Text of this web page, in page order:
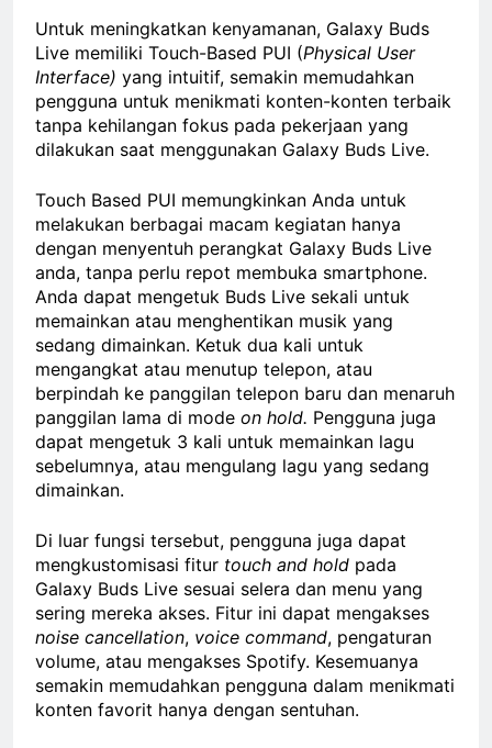
Untuk meningkatkan kenyamanan, Galaxy Buds
Live memiliki Touch-Based PUI (Physical User
Interface) yang intuitif, semakin memudahkan
pengguna untuk menikmati konten-konten terbaik
tanpa kehilangan fokus pada pekerjaan yang
dilakukan saat menggunakan Galaxy Buds Live.
Touch Based PUI memungkinkan Anda untuk
melakukan berbagai macam kegiatan hanya
dengan menyentuh perangkat Galaxy Buds Live
anda, tanpa perlu repot membuka smartphone.
Anda dapat mengetuk Buds Live sekali untuk
memainkan atau menghentikan musik yang
sedang dimainkan. Ketuk dua kali untuk
mengangkat atau menutup telepon, atau
berpindah ke panggilan telepon baru dan menaruh
panggilan lama di mode on hold. Pengguna juga
dapat mengetuk 3 kali untuk memainkan lagu
sebelumnya, atau mengulang lagu yang sedang
dimainkan.
Di luar fungsi tersebut, pengguna juga dapat
mengkustomisasi fitur touch and hold pada
Galaxy Buds Live sesuai selera dan menu yang
sering mereka akses. Fitur ini dapat mengakses
noise cancellation, voice command, pengaturan
volume, atau mengakses Spotify. Kesemuanya
semakin memudahkan pengguna dalam menikmati
konten favorit hanya dengan sentuhan.